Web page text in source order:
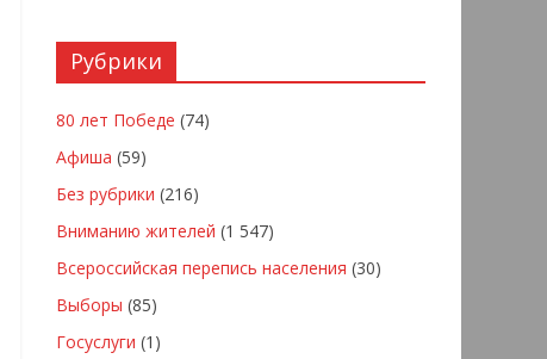
Рубрики
80 лет Победе (74)
Афиша (59)
Без рубрики (216)
Вниманию жителей (1 547)
Всероссийская перепись населения (30)
Выборы (85)
Госуслуги (1)